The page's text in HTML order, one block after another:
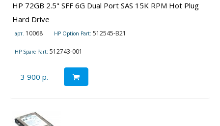
HP 72GB 2.5" SFF 6G Dual Port SAS 15K RPM Hot Plug
Hard Drive
арт. 10068 HP Option Part: 512545-B21
HP Spare Part: 512743-001
3 900 р.